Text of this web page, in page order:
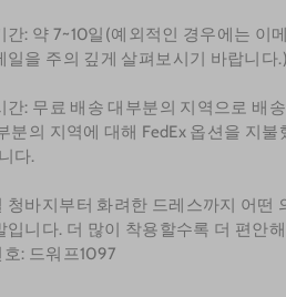
간: 약 7~10일(예외적인 경우에는 이
일을 주의 깊게 살펴보시기 바랍니다.)
간: 무료 배송 대부분의 지역으로 배
분의 지역에 대해 FedEx 옵션을 지
다.
청바지부터 화려한 드레스까지 어떤
입니다. 더 많이 착용할수록 더 편안
: 드워프1097